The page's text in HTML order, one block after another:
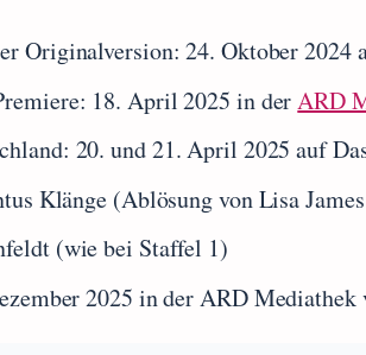
Originalversion: 24. Oktober 2024
18. April 2025 in derARD
20. und 21. April 2025 auf
Klänge (Ablösung von Lisa
(wie bei Staffel 1)
2025 in der ARD Mediathek